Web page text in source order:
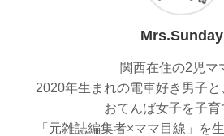
Mrs.Sunday
関西在住の2児マ
2020年生まれの電車好き男子
おてんば女子を子育
「元雑誌編集者×ママ目線」を